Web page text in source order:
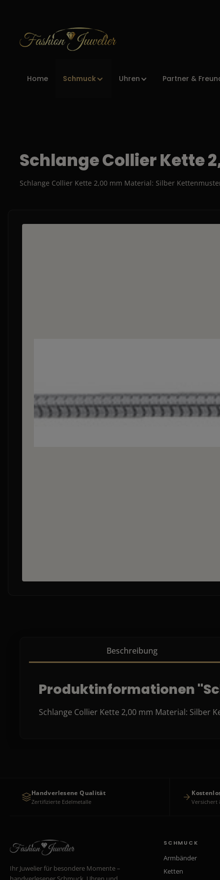
Home
Schmuck
Uhren Partner &
Schlange Collier Kette
Schlange Collier Kette 2,00 mm Material: Silber
Bildergalerie überspringen
Beschreibung
Produktinformationen
Schlange Collier Kette 2,00 mm Material: Silber
Handverlesene Qualität
Zertifizierte Edelmetalle Versichert
Ihr Juwelier für besondere Momente –
SCHMUCK
Armbänder
Ketten